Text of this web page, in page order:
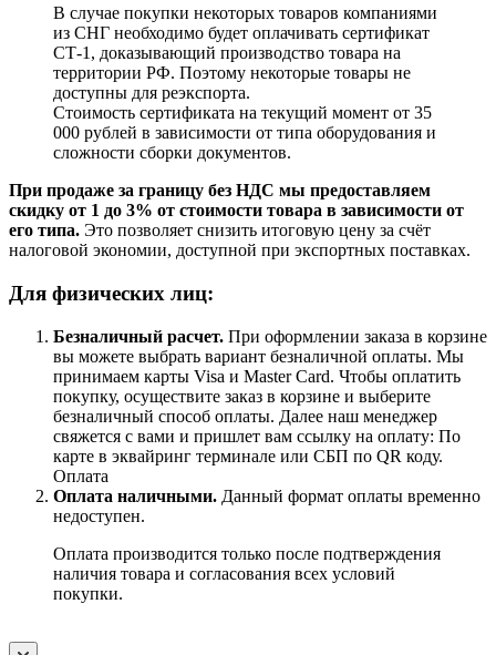
В случае покупки некоторых товаров компаниями
из СНГ необходимо будет оплачивать сертификат
СТ-1, доказывающий производство товара на
территории РФ. Поэтому некоторые товары не
доступны для реэкспорта.
Стоимость сертификата на текущий момент от 35
000 рублей в зависимости от типа оборудования и
сложности сборки документов.
При продаже за границу без НДС мы предоставляем
скидку от 1 до 3% от стоимости товара в зависимости от
его типа. Это позволяет снизить итоговую цену за счёт
налоговой экономии, доступной при экспортных поставках.
Для физических лиц:
Безналичный расчет. При оформлении заказа в корзине
вы можете выбрать вариант безналичной оплаты. Мы
принимаем карты Visa и Master Card. Чтобы оплатить
покупку, осуществите заказ в корзине и выберите
безналичный способ оплаты. Далее наш менеджер
свяжется с вами и пришлет вам ссылку на оплату: По
карте в эквайринг терминале или СБП по QR коду.
Оплата
Оплата наличными. Данный формат оплаты временно
недоступен.
Оплата производится только после подтверждения
наличия товара и согласования всех условий
покупки.